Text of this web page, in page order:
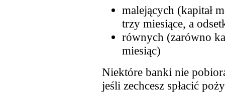
malejących (kapitał
trzy miesiące, a
równych (zarówno
miesiąc)
Niektóre banki nie
jeśli zechcesz spłacić